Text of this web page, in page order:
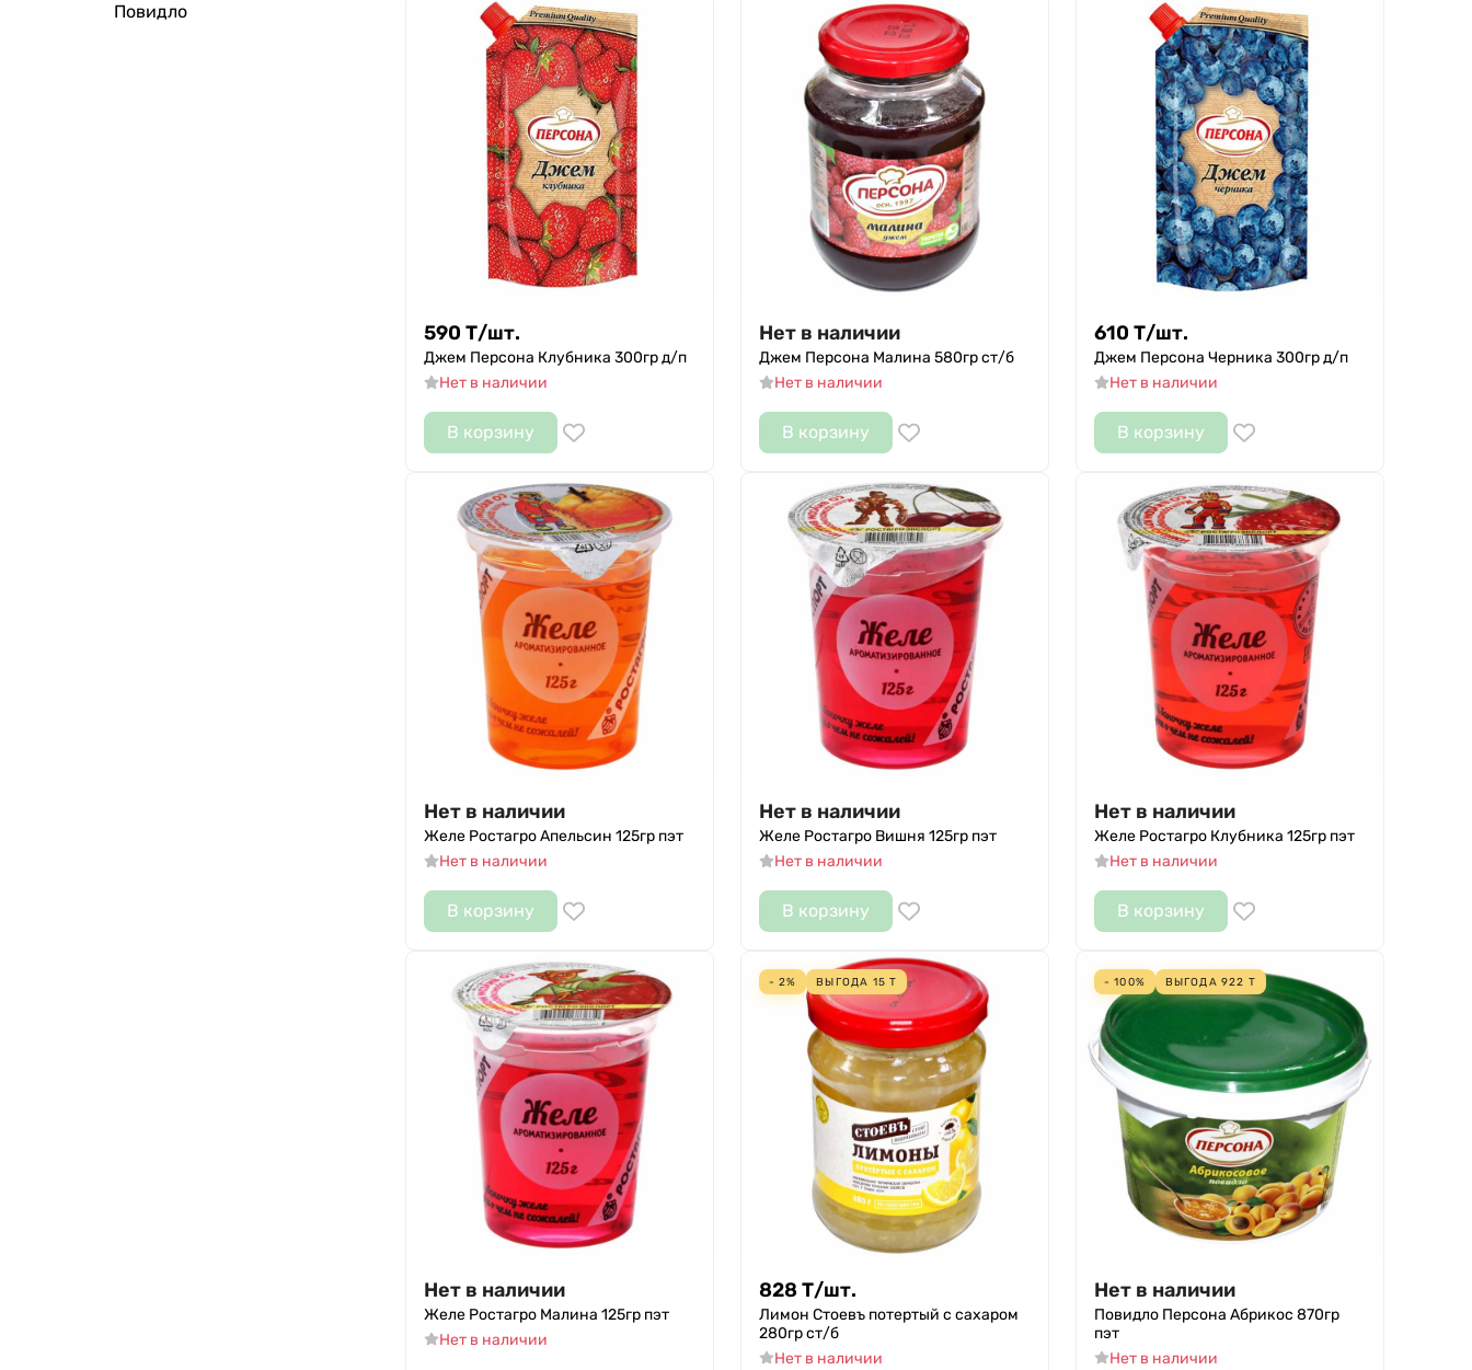
Повидло
590 Т/шт.
Джем Персона Клубника 300гр д/п
Нет в наличии
В корзину
Нет в наличии
Джем Персона Малина 580гр ст/б
Нет в наличии
В корзину
610 Т/шт.
Джем Персона Черника 300гр д/п
Нет в наличии
В корзину
Нет в наличии
Желе Ростагро Апельсин 125гр пэт
Нет в наличии
В корзину
Нет в наличии
Желе Ростагро Вишня 125гр пэт
Нет в наличии
В корзину
Нет в наличии
Желе Ростагро Клубника 125гр пэт
Нет в наличии
В корзину
Нет в наличии
Желе Ростагро Малина 125гр пэт
Нет в наличии
- 2% ВЫГОДА 15 Т
828 Т/шт.
Лимон Стоевъ потертый с сахаром
280гр ст/б
Нет в наличии
- 100% ВЫГОДА 922 Т
Нет в наличии
Повидло Персона Абрикос 870гр
пэт
Нет в наличии